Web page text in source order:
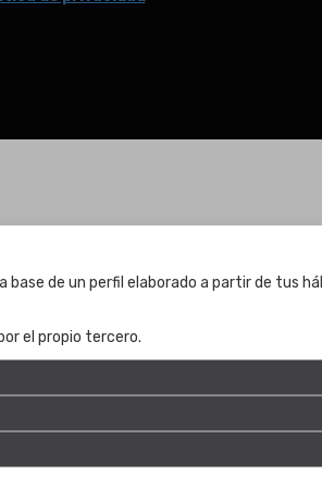
CALLE 70 # 10a - 59 BOGOTÁ, CO
(+57) 301 271 1444
info@bogotaauctions.com
de un perfil elaborado a partir de tus
el propio tercero.